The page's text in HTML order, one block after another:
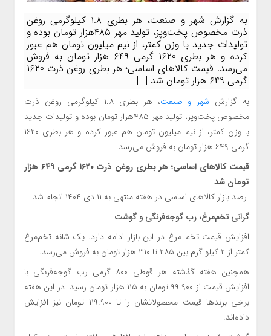
به گزارش شهر و صنعت، هر بطری ۱.۸ کیلوگرمی روغن
ذرت مخصوص پخت‌وپز، تولید مهر ۴۸۵هزار تومان بوده و
تولیدات جدید با وزن کمتر، از نیم میلیون تومان هم عبور
کرده و هر بطری ۱۶۲۰ گرمی ۶۴۹ هزار تومان به فروش
می‌رسد. قیمت کالاهای اساسی؛ هر بطری روغن ذرت ۱۶۲۰
گرمی ۶۴۹ هزار تومان شد […]
به گزارش شهر و صنعت
، هر بطری ۱.۸ کیلوگرمی روغن ذرت
مخصوص پخت‌وپز، تولید مهر ۴۸۵هزار تومان بوده و تولیدات جدید
با وزن کمتر، از نیم میلیون تومان هم عبور کرده و هر بطری ۱۶۲۰
گرمی ۶۴۹ هزار تومان به فروش می‌رسد.
قیمت کالاهای اساسی؛ هر بطری روغن ذرت ۱۶۲۰ گرمی ۶۴۹ هزار
تومان شد
رصد بازار کالاهای اساسی در هفته منتهی به ۱۱ دی ۱۴۰۴ انجام شد.
گرانی تخم‌مرغ، رب گوجه‌فرنگی و گوشت
افزایش قیمت تخم مرغ در این بازار ادامه دارد. یک شانه تخم‌مرغ
کمتر از ۲ کیلو گرم بین ۲۸۵ تا ۳۱۰ هزار تومان به فروش می‌رسد.
همچنین هفته گذشته هر قوطی ۸۰۰ گرمی رب گوجه‌فرنگی با
افزایش قیمت از ۹۹.۹۰۰ تومان به ۱۱۵ هزار تومان رسید. در این هفته
برخی برندها قیمت محصولاتشان را تا ۱۱۹.۹۰۰ تومان نیز افزایش
داده‌اند.